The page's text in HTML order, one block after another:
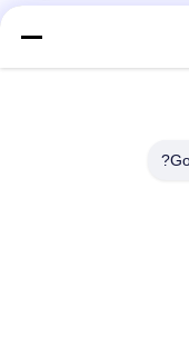
مسحوق كا بورون